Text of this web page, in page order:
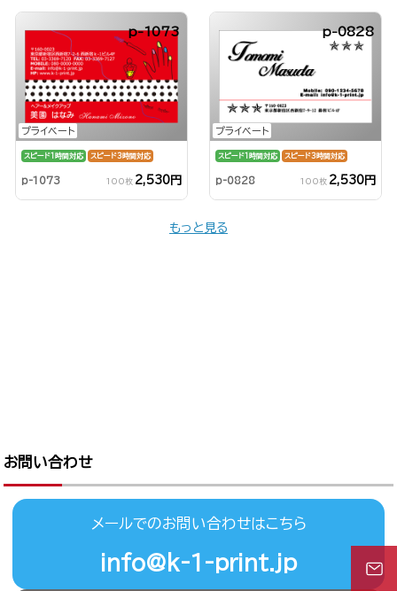
プライベート
p-1073
スピード1時間対応 スピード3時間対応
p-1073 100枚 2,530円
プライベート
p-0828
スピード1時間対応 スピード3時間対応
p-0828 100枚 2,530円
もっと見る
お問い合わせ
メールでのお問い合わせはこちら
info@k-1-print.jp